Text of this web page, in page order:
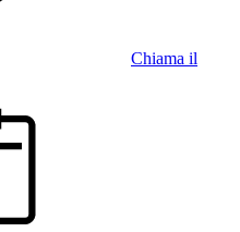
Chiama il